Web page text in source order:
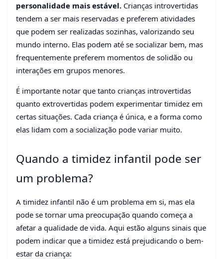
personalidade mais estável. Crianças introvertidas
tendem a ser mais reservadas e preferem atividades
que podem ser realizadas sozinhas, valorizando seu
mundo interno. Elas podem até se socializar bem, mas
frequentemente preferem momentos de solidão ou
interações em grupos menores.
É importante notar que tanto crianças introvertidas
quanto extrovertidas podem experimentar timidez em
certas situações. Cada criança é única, e a forma como
elas lidam com a socialização pode variar muito.
Quando a timidez infantil pode ser
um problema?
A timidez infantil não é um problema em si, mas ela
pode se tornar uma preocupação quando começa a
afetar a qualidade de vida. Aqui estão alguns sinais que
podem indicar que a timidez está prejudicando o bem-
estar da criança: